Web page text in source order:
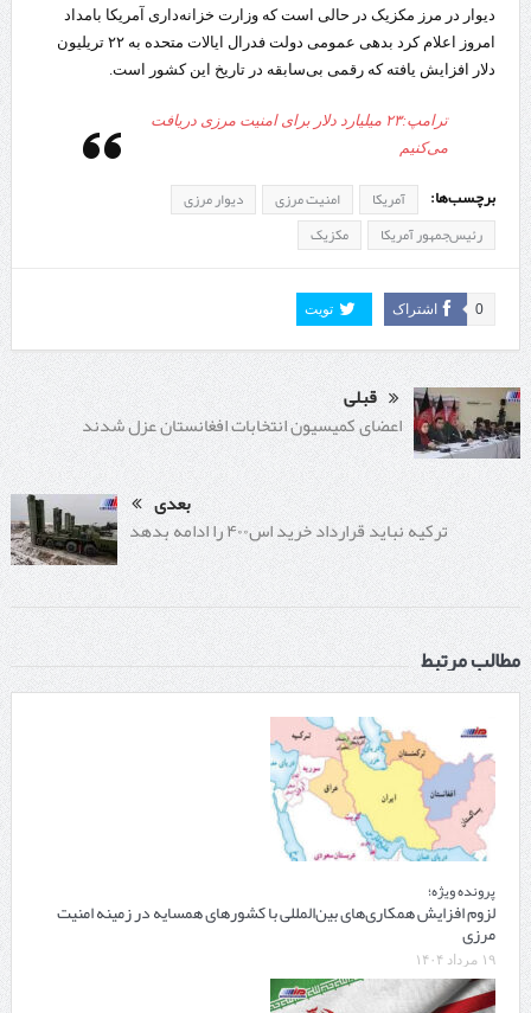
دیوار در مرز مکزیک در حالی است که وزارت خزانه‌داری آمریکا بامداد
امروز اعلام کرد بدهی عمومی دولت فدرال ایالات متحده به ۲۲ تریلیون
دلار افزایش یافته که رقمی بی‌سابقه در تاریخ این کشور است.
ترامپ:۲۳ میلیارد دلار برای امنیت مرزی دریافت
می‌کنیم
برچسب‌ها: آمریکا امنیت مرزی
دیوار مرزی
رئیس‌جمهور آمریکا
مکزیک
اشتراک 0 تویت
قبلی
اعضای کمیسیون انتخابات افغانستان عزل شدند
بعدی
ترکیه نباید قرارداد خرید اس۴۰۰ را ادامه بدهد
مطالب مرتبط
پرونده ویژه؛
لزوم افزایش همکاری‌های بین‌المللی با کشورهای همسایه در زمینه امنیت
مرزی
۱۹ مرداد ۱۴۰۴